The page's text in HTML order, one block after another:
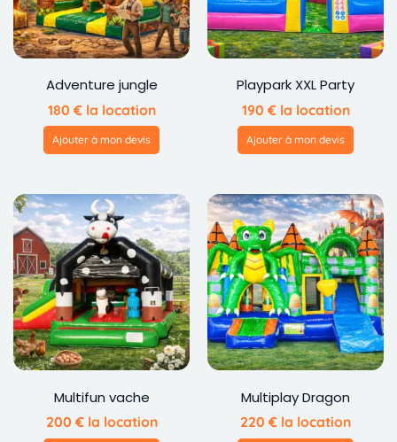
Adventure jungle
180 €la location
Ajouter à mon devis
Playpark XXL Party
190 €la location
Ajouter à mon devis
Multifun vache
200 €la location
Multiplay Dragon
220 € la location